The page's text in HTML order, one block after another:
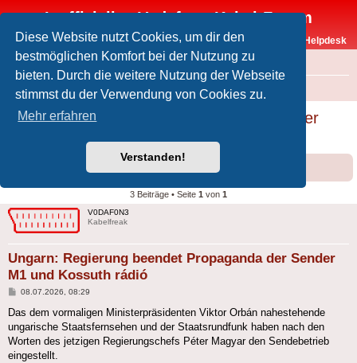
Diese Website nutzt Cookies, um dir den
bestmöglichen Komfort bei der Nutzung zu
bieten. Durch die weitere Nutzung der Webseite
stimmst du der Verwendung von Cookies zu.
Mehr erfahren
Verstanden!
Inoffizielles Vodafone-Kabel-Forum
Vodafone-Kabel-Helpdesk
FAQ
Foren-Übersicht Offtopic
Ungarn: Regierung beendet Propaganda der
3 Beiträge • Seite 1 von 1
V0DAF0N3
Kabelfreak
Ungarn: Regierung beendet Propaganda der Sender
M1 und Kossuth rádió
Beitrag
08.07.2026, 08:29
Das dem vormaligen Ministerpräsidenten Viktor Orbán nahestehende
ungarische Staatsfernsehen und der Staatsrundfunk haben nach den
Worten des jetzigen Regierungschefs Péter Magyar den Sendebetrieb
eingestellt.